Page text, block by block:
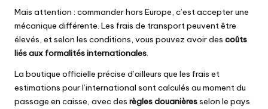
Mais attention : commander hors Europe, c’est accepter une
mécanique différente. Les frais de transport peuvent être
élevés, et selon les conditions, vous pouvez avoir des coûts
liés aux formalités internationales.
La boutique officielle précise d’ailleurs que les frais et
estimations pour l’international sont calculés au moment du
passage en caisse, avec des règles douanièresselon le pays